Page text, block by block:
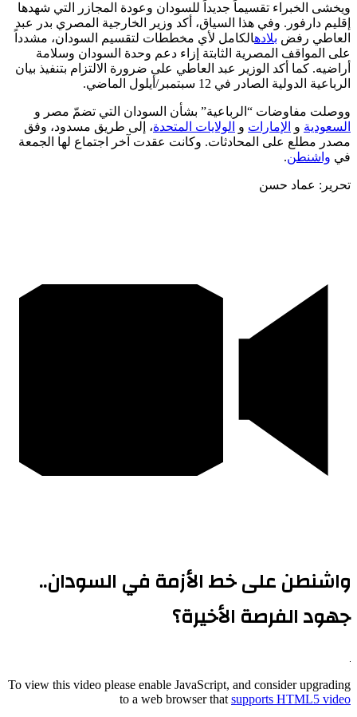
ويخشى الخبراء تقسيماً جديداً للسودان وعودة المجازر التي شهدها
إقليم دارفور. وفي هذا السياق، أكد وزير الخارجية المصري بدر عبد
العاطي رفض بلادهالكامل لأي مخططات لتقسيم السودان، مشدداً
على المواقف المصرية الثابتة إزاء دعم وحدة السودان وسلامة
أراضيه. كما أكد الوزير عبد العاطي على ضرورة الالتزام بتنفيذ بيان
الرباعية الدولية الصادر في 12 سبتمبر/أيلول الماضي.
ووصلت مفاوضات “الرباعية” بشأن السودان التي تضمّ مصر و
السعودية و الإمارات و الولايات المتحدة، إلى طريق مسدود، وفق
مصدر مطلع على المحادثات. وكانت عقدت آخر اجتماع لها الجمعة
في واشنطن.
تحرير: عماد حسن
واشنطن على خط الأزمة في السودان..
جهود الفرصة الأخيرة؟
To view this video please enable JavaScript, and consider upgrading
to a web browser that supports HTML5 video